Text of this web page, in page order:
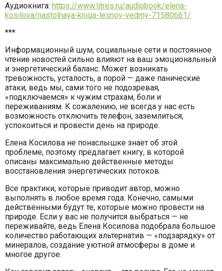
Аудиокнига: https://www.litres.ru/audiobook/elena-
kosilova/nastolnaya-kniga-lesnoy-vedmy-71580661/
***
Информационный шум, социальные сети и постоянное
чтение новостей сильно влияют на ваш эмоциональный
и энергетический баланс. Может возникать
тревожность, усталость, а порой — даже панические
атаки, ведь мы, сами того не подозревая,
«подключаемся» к чужим страхам, боли и
переживаниям. К сожалению, не всегда у нас есть
возможность отключить телефон, заземлиться,
успокоиться и провести день на природе.
Елена Косилова не понаслышке знает об этой
проблеме, поэтому предлагает книгу, в которой
описаны максимально действенные методы
восстановления энергетических потоков.
Все практики, которые приводит автор, можно
выполнять в любое время года. Конечно, самыми
действенными будут те, которые можно провести на
природе. Если у вас не получится выбраться — не
переживайте, ведь Елена Косилова подобрала большое
количество работающих альтернатив — «подзарядку» от
минералов, создание уютной атмосферы в доме и
многое другое.